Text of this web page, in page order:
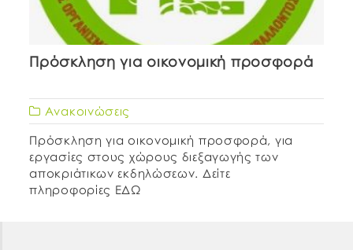
Πρόσκληση για οικονομική προσφορά
Ανακοινώσεις
Πρόσκληση για οικονομική προσφορά, για
εργασίες στους χώρους διεξαγωγής των
αποκριάτικων εκδηλώσεων. Δείτε
πληροφορίες ΕΔΩ